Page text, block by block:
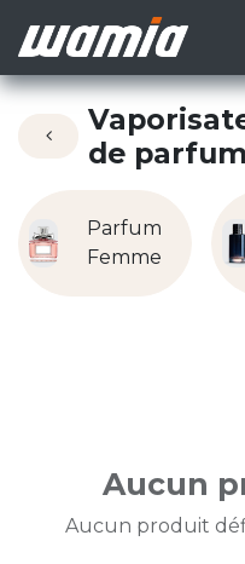
de parfum
Parfum
Femme
Aucun
Aucun produit